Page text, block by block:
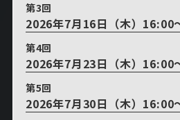
第3回
2026年7月16日（木）16:00
第4回
2026年7月23日（木）16:00
第5回
2026年7月30日（木）16:00